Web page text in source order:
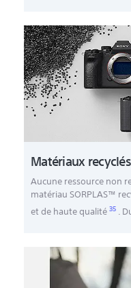
Matériaux recyclés
Aucune ressource non
matériau SORPLAS™
et de haute qualité35.